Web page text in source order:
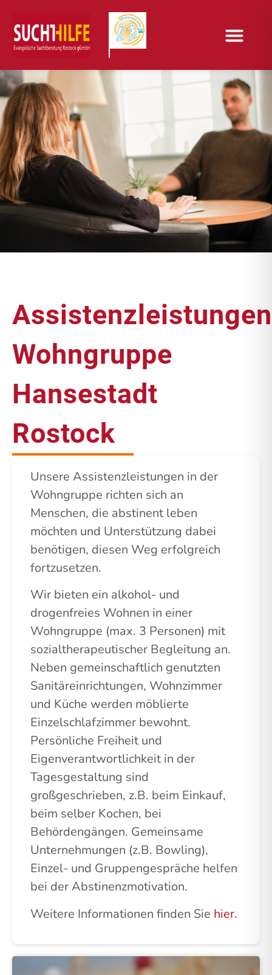
Assistenzleistungen
Wohngruppe
Hansestadt
Rostock
Unsere Assistenzleistungen in der
Wohngruppe richten sich an
Menschen, die abstinent leben
möchten und Unterstützung dabei
benötigen, diesen Weg erfolgreich
fortzusetzen.
Wir bieten ein alkohol- und
drogenfreies Wohnen in einer
Wohngruppe (max. 3 Personen) mit
sozialtherapeutischer Begleitung an.
Neben gemeinschaftlich genutzten
Sanitäreinrichtungen, Wohnzimmer
und Küche werden möblierte
Einzelschlafzimmer bewohnt.
Persönliche Freiheit und
Eigenverantwortlichkeit in der
Tagesgestaltung sind
großgeschrieben, z.B. beim Einkauf,
beim selber Kochen, bei
Behördengängen. Gemeinsame
Unternehmungen (z.B. Bowling),
Einzel- und Gruppengespräche helfen
bei der Abstinenzmotivation.
Weitere Informationen finden Sie hier.